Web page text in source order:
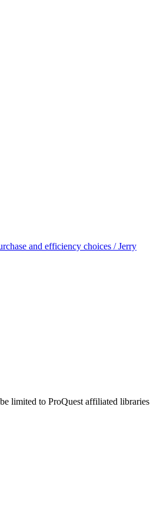
and efficiency choices / Jerry
limited to ProQuest affiliated libraries